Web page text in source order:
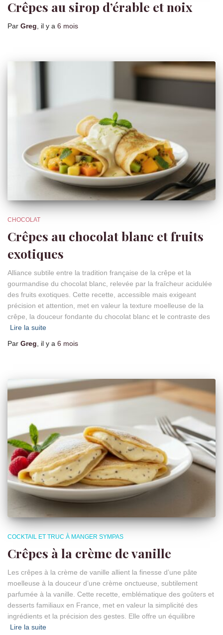
Crêpes au sirop d’érable et noix
Par Greg , il y a 6 mois
CHOCOLAT
Crêpes au chocolat blanc et fruits
exotiques
Alliance subtile entre la tradition française de la crêpe et la
gourmandise du chocolat blanc, relevée par la fraîcheur acidulée
des fruits exotiques. Cette recette, accessible mais exigeant
précision et attention, met en valeur la texture moelleuse de la
crêpe, la douceur fondante du chocolat blanc et le contraste des
Lire la suite
Par Greg , il y a 6 mois
COCKTAIL ET TRUC À MANGER SYMPAS
Crêpes à la crème de vanille
Les crêpes à la crème de vanille allient la finesse d’une pâte
moelleuse à la douceur d’une crème onctueuse, subtilement
parfumée à la vanille. Cette recette, emblématique des goûters et
desserts familiaux en France, met en valeur la simplicité des
ingrédients et la précision des gestes. Elle offre un équilibre
Lire la suite